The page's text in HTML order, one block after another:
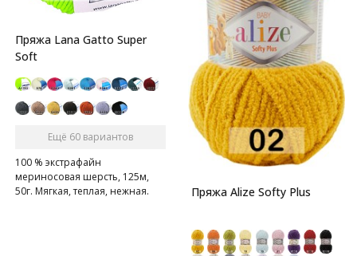
Пряжа Lana Gatto Super
Soft
Ещё 60 вариантов
100 % экстрафайн
мериносовая шерсть, 125м,
50г. Мягкая, теплая, нежная.
Пряжа Alize Softy Plus